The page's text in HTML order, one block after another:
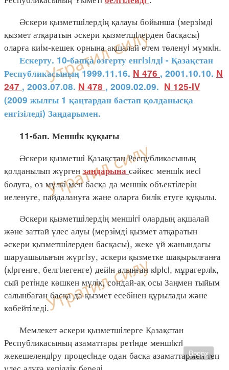
Әскери қызметшiлердiң қалауы бойынша (мерзiмдi
қызмет атқаратын әскери қызметшiлерден басқасы)
оларға киiм-кешек орнына ақшалай өтем төленуi мүмкiн.
Ескерту. 10-бапқа өзгерту енгiзiлдi - Қазақстан
Республикасының 1999.11.16. N 476 , 2001.10.10. N
247 , 2003.07.08. N 478 , 2009.02.09. N 125-IV
(2009 жылғы 1 қаңтардан бастап қолданысқа
енгізіледі) Заңдарымен.
11-бап. Меншiк құқығы
Әскери қызметшi Қазақстан Республикасының
қолданылып жүргензаңдарына сәйкес меншiк иесi
болуға, өз мүлкi мен басқа да меншiк объектiлерiн
иеленуге, пайдалануға және оларға билiк етуге құқылы.
Әскери қызметшiлердiң меншiгi олардың ақшалай
және заттай үлес алуы (мерзiмдi қызмет атқаратын
әскери қызметшiлерден басқасы), жеке үй жанындағы
шаруашылығын жүргiзу, әскери қызметке шақырылғанға
(кiргенге, белгiлегенге) дейiн алынған кiрiсi, мұрагерлiк,
сый ретiнде көшкен мүлiк, сондай-ақ осы Заңмен тыйым
салынбаған басқа да қызмет есебiнен құрылады және
көбейтiледi.
Мемлекет әскери қызметшiлерге Қазақстан
Республикасының азаматтары ретiнде меншiктi
жекешелендiру процесiнде одан басқа азаматтармен тең
Вверх